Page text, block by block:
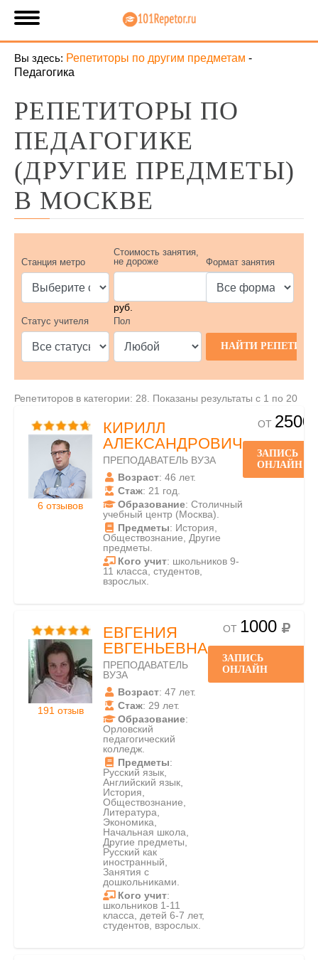
Вы здесь: Репетиторы по другим предметам -
Педагогика
РЕПЕТИТОРЫ ПО
ПЕДАГОГИКЕ
(ДРУГИЕ ПРЕДМЕТЫ)
В МОСКВЕ
Станция метро
Стоимость занятия,
не дороже
руб.
Формат занятия
Статус учителя Пол
Репетиторов в категории: 28. Показаны результаты с 1 по 20
6 отзывов
КИРИЛЛ
АЛЕКСАНДРОВИЧ
ПРЕПОДАВАТЕЛЬ ВУЗА
Возраст: 46 лет.
Стаж: 21 год.
Образование: Столичный
учебный центр (Москва).
Предметы: История,
Обществознание, Другие
предметы.
Кого учит: школьников 9-
11 класса, студентов,
взрослых.
ОТ 2500
ЗАПИСЬ
ОНЛАЙН
191 отзыв
ЕВГЕНИЯ
ЕВГЕНЬЕВНА
ПРЕПОДАВАТЕЛЬ
ВУЗА
Возраст: 47 лет.
Стаж: 29 лет.
Образование:
Орловский
педагогический
колледж.
Предметы:
Русский язык,
Английский язык,
История,
Обществознание,
Литература,
Экономика,
Начальная школа,
Другие предметы,
Русский как
иностранный,
Занятия с
дошкольниками.
Кого учит:
школьников 1-11
класса, детей 6-7 лет,
студентов, взрослых.
ОТ 1000
ЗАПИСЬ
ОНЛАЙН